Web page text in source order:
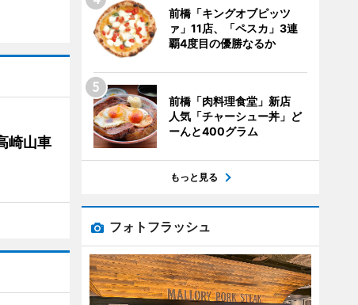
崎山車
前橋「キングオブピッツ
ァ」11店、「ペスカ」3連
覇4度目の優勝なるか
前橋「肉料理食堂」新店
人気「チャーシュー丼」ど
ーんと400グラム
もっと見る
フォトフラッシュ